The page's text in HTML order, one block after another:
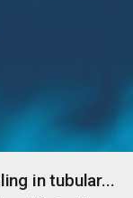
in tubular...